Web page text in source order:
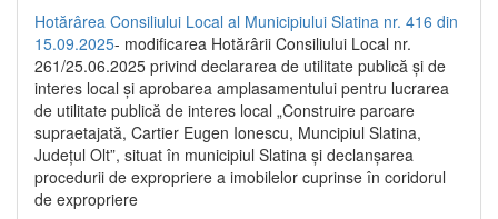
Hotărârea Consiliului Local al Municipiului Slatina nr. 416 din
15.09.2025- modificarea Hotărârii Consiliului Local nr.
261/25.06.2025 privind declararea de utilitate publică și de
interes local și aprobarea amplasamentului pentru lucrarea
de utilitate publică de interes local „Construire parcare
supraetajată, Cartier Eugen Ionescu, Muncipiul Slatina,
Județul Olt”, situat în municipiul Slatina și declanșarea
procedurii de expropriere a imobilelor cuprinse în coridorul
de expropriere